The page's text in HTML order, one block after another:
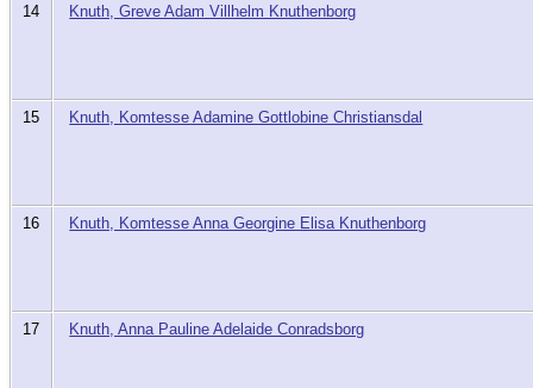
14 Knuth, Greve Adam Villhelm Knuthenborg
15 Knuth, Komtesse Adamine Gottlobine Christiansdal
16 Knuth, Komtesse Anna Georgine Elisa Knuthenborg
17 Knuth, Anna Pauline Adelaide Conradsborg